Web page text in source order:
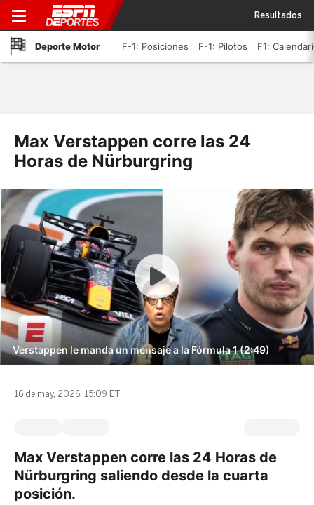
Resultados
Deporte Motor F-1: Posiciones F-1: Pilotos F1:
Max Verstappen corre las 24
Horas de Nürburgring
Verstappen le manda un mensaje a la Fórmula 1 (2:49)
16 de may, 2026, 15:09 ET
Max Verstappen corre las 24 Horas de
Nürburgring saliendo desde la cuarta
posición.